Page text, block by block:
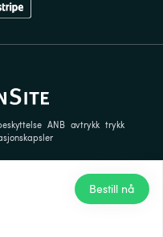
Bestill nå
ANB avtrykk trykk